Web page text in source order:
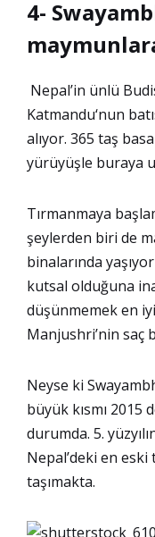
4-
Nepal’in ünlü
Katmandu‘nun
alıyor. 365 taş
yürüyüşle buraya
Tırmanmaya
şeylerden biri de
binalarında
kutsal olduğuna
düşünmemek en
Manjushri’nin saç
Neyse ki
büyük kısmı
durumda. 5.
Nepal’deki en
taşımakta.